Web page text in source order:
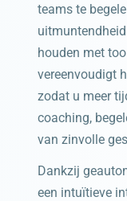
teams te
houden met
vereenvoudigt
zodat u meer
coaching,
van zinvolle
Dankzij
een intuïtieve